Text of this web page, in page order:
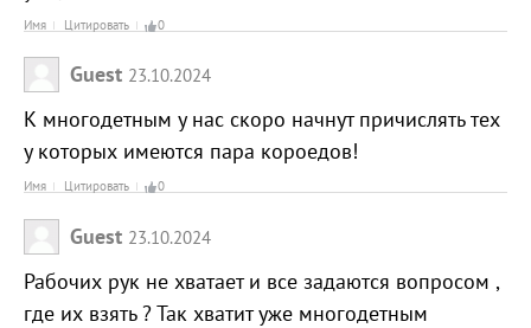
Имя Цитировать 0
Guest 23.10.2024
К многодетным у нас скоро начнут причислять тех
у которых имеются пара короедов!
Имя Цитировать 0
Guest 23.10.2024
Рабочих рук не хватает и все задаются вопросом ,
где их взять ? Так хватит уже многодетным